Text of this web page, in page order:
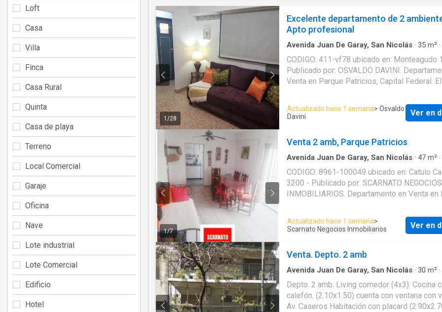
1 /28
Excelente departamento de 2
Apto profesional
Avenida Juan De Garay, San Nicolás · 35 m² ·
Baño
CODIGO: 411-vf78 ubicado en: Monteagudo
Publicado por: OSVALDO DAVINI.
Venta en Parque Patricios, Capital Federal.
La superficie cubierta es de 35 metros
La superficie total es de 35 metros
Servicios en el Departamento: . El
Publicado a través de Mapaprop
Actualizado hace 1 semana> Osvaldo
Davini
Ver en
1/7
Venta 2 amb, Parque Patricios
Avenida Juan De Garay, San Nicolás · 47 m² ·
CODIGO: 8961-100049 ubicado en: Catulo
3200 - Publicado por: SCARNATO NEGOCIOS
INMOBILIARIOS. Departamento en Venta en
69500 null. El estado es Bueno. Su
15 años. La superficie cubierta es de 47
cuadrados. La superficie total es de 47
Departamento cuenta con: 1 Habitación. 1
Publicado a través de Mapaprop
Actualizado hace 1 semana>
Scarnato Negocios Inmobiliarios
Ver en
Venta. Depto. 2 amb
Avenida Juan De Garay, San Nicolás · 30 m² ·
Depto. 2 amb. Living comedor (4x3). Cocina
calefón. (2.10x1.50) cuenta con ventana con
Av. Caseros Habitación con placard
Loft
Casa
Villa
Finca
Casa Rural
Quinta
Casa de playa
Terreno
Local Comercial
Garaje
Oficina
Nave
Lote industrial
Lote Comercial
Edificio
Hotel